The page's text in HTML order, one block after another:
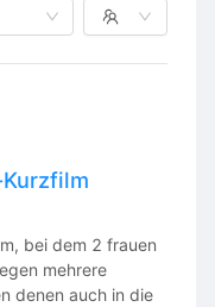
bei dem 2 frauen
mehrere
denen auch in die